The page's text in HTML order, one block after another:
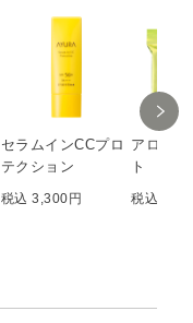
セラムインCCプロ
テクション
税込 3,300円
アロマ
ト
税込 825